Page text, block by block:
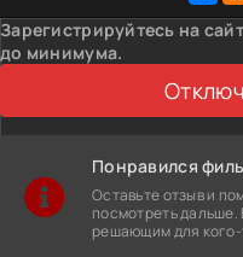
Зарегистрируйтесь на
до минимума.
Оставьте отзыв и
посмотреть
решающим для кого-